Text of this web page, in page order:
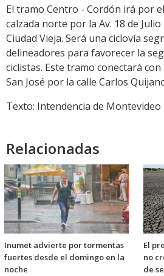
El tramo Centro - Cordón irá por
calzada norte por la Av. 18 de
Ciudad Vieja. Será una ciclovía
delineadores para favorecer la
ciclistas. Este tramo conectará con
San José por la calle Carlos
Texto: Intendencia de Montevideo
Relacionadas
Inumet advierte por tormentas
fuertes desde el domingo en la
noche
El
no
de